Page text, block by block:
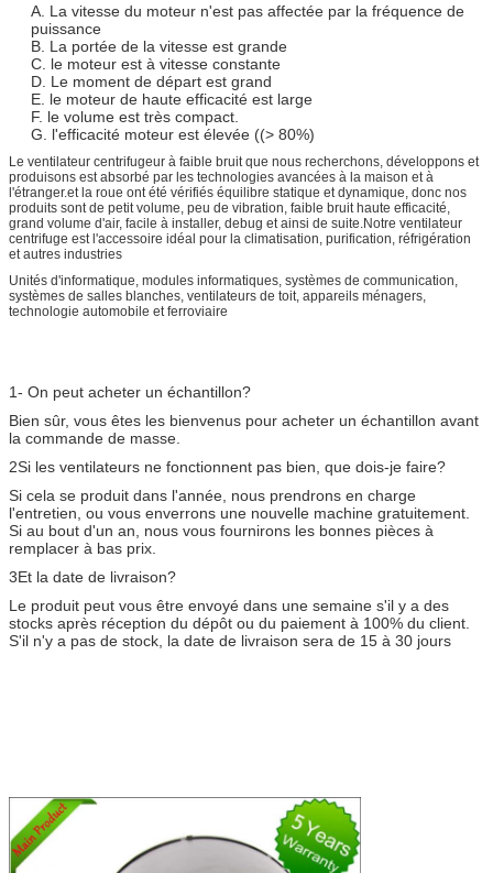
A. La vitesse du moteur n'est pas affectée par la fréquence de
puissance
B. La portée de la vitesse est grande
C. le moteur est à vitesse constante
D. Le moment de départ est grand
E. le moteur de haute efficacité est large
F. le volume est très compact.
G. l'efficacité moteur est élevée ((> 80%)
Le ventilateur centrifugeur à faible bruit que nous recherchons, développons et
produisons est absorbé par les technologies avancées à la maison et à
l'étranger.et la roue ont été vérifiés équilibre statique et dynamique, donc nos
produits sont de petit volume, peu de vibration, faible bruit haute efficacité,
grand volume d'air, facile à installer, debug et ainsi de suite.Notre ventilateur
centrifuge est l'accessoire idéal pour la climatisation, purification, réfrigération
et autres industries
Unités d'informatique, modules informatiques, systèmes de communication,
systèmes de salles blanches, ventilateurs de toit, appareils ménagers,
technologie automobile et ferroviaire
1- On peut acheter un échantillon?
Bien sûr, vous êtes les bienvenus pour acheter un échantillon avant
la commande de masse.
2Si les ventilateurs ne fonctionnent pas bien, que dois-je faire?
Si cela se produit dans l'année, nous prendrons en charge
l'entretien, ou vous enverrons une nouvelle machine gratuitement.
Si au bout d'un an, nous vous fournirons les bonnes pièces à
remplacer à bas prix.
3Et la date de livraison?
Le produit peut vous être envoyé dans une semaine s'il y a des
stocks après réception du dépôt ou du paiement à 100% du client.
S'il n'y a pas de stock, la date de livraison sera de 15 à 30 jours